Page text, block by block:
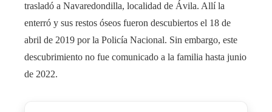
trasladó a Navaredondilla, localidad de Ávila. Allí la
enterró y sus restos óseos fueron descubiertos el 18 de
abril de 2019 por la Policía Nacional. Sin embargo, este
descubrimiento no fue comunicado a la familia hasta junio
de 2022.